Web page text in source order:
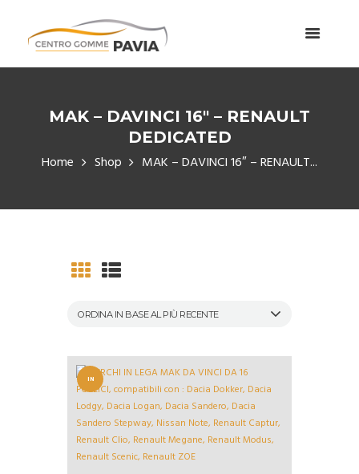
MAK – DAVINCI 16″ – RENAULT
DEDICATED
Home Shop MAK – DAVINCI 16″ – RENAULT...
IN
OFFERT
A!